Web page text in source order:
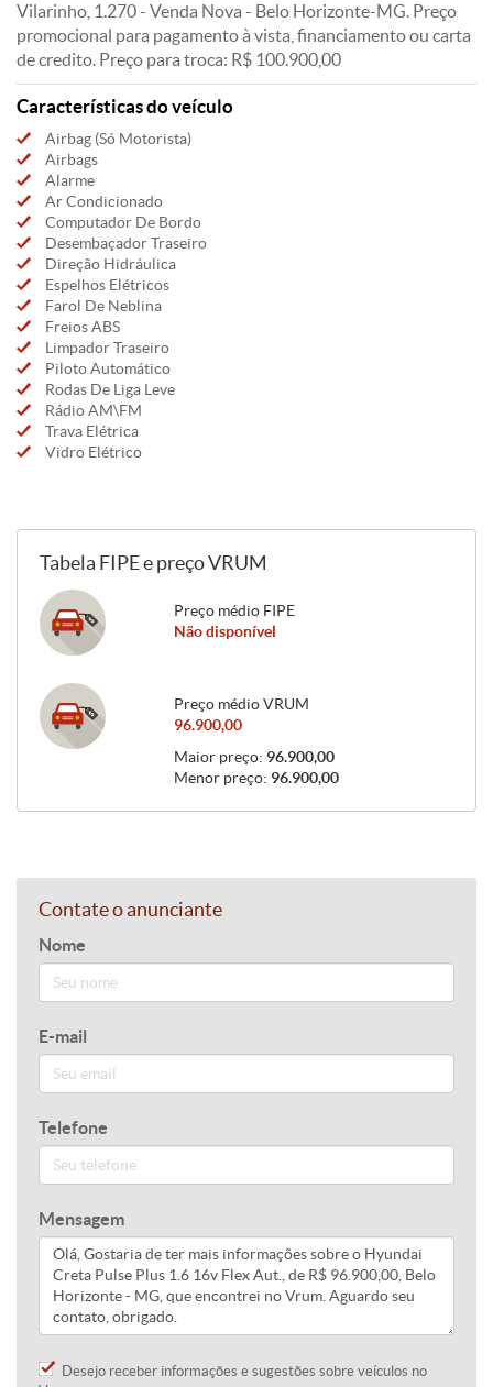
Vilarinho, 1.270 - Venda Nova - Belo Horizonte-MG. Preço
promocional para pagamento à vista, financiamento ou carta
de credito. Preço para troca: R$ 100.900,00
Características do veículo
Airbag (Só Motorista)
Airbags
Alarme
Ar Condicionado
Computador De Bordo
Desembaçador Traseiro
Direção Hidráulica
Espelhos Elétricos
Farol De Neblina
Freios ABS
Limpador Traseiro
Piloto Automático
Rodas De Liga Leve
Rádio AM\FM
Trava Elétrica
Vidro Elétrico
Tabela FIPE e preço VRUM
Preço médio FIPE
Não disponível
Preço médio VRUM
96.900,00
Maior preço: 96.900,00
Menor preço: 96.900,00
Contate o anunciante
Nome
E-mail
Telefone
Mensagem
Desejo receber informações e sugestões sobre veículos no